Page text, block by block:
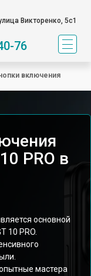
Викторенко, 5с1
76
включения
PRO в
основной
10 PRO.
мастера